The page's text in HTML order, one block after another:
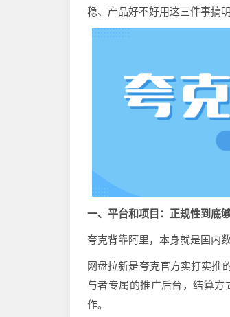
稳、产品好不好用这三件事搞
一、平台和项目：正规性到底够
夸克背靠阿里，本身就是国内
网盘拉新是夸克官方实打实推
与者专属的推广后台，结算方
作。